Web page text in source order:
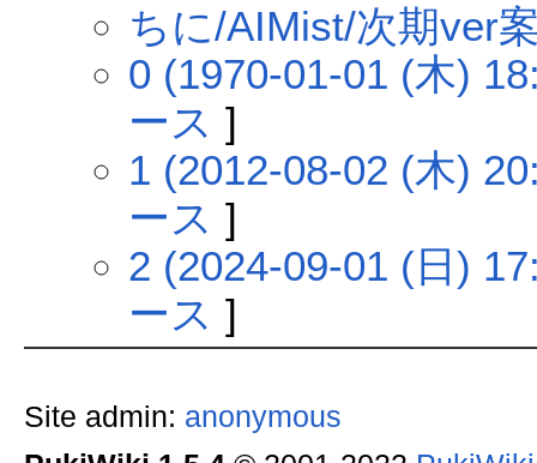
ちに/AIMist/次期ver
0 (1970-01-01 (木)
ース ]
1 (2012-08-02 (木)
ース ]
2 (2024-09-01 (日)
ース ]
Site admin: anonymous